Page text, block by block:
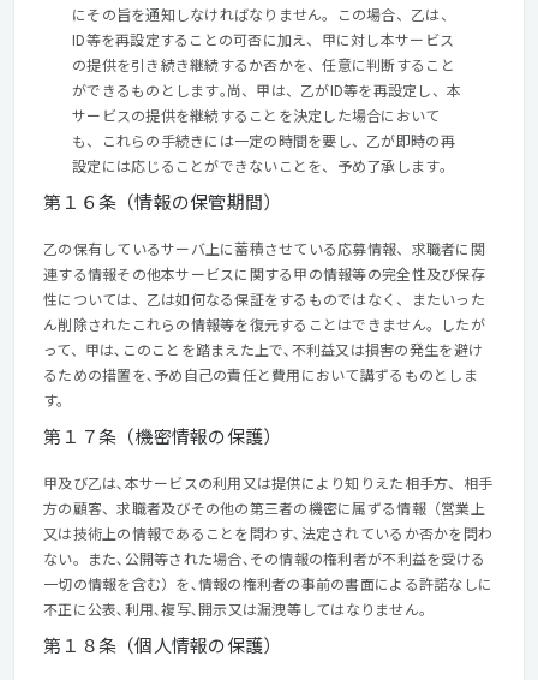
にその旨を通知しなければなりません。この場合、乙は、
ID等を再設定することの可否に加え、甲に対し本サービス
の提供を引き続き継続するか否かを、任意に判断すること
ができるものとします｡尚、甲は、乙がID等を再設定し、本
サービスの提供を継続することを決定した場合において
も、これらの手続きには一定の時間を要し、乙が即時の再
設定には応じることができないことを、予め了承します。
第１６条（情報の保管期間）
乙の保有しているサーバ上に蓄積させている応募情報、求職者に関
連する情報その他本サービスに関する甲の情報等の完全性及び保存
性については、乙は如何なる保証をするものではなく、またいった
ん削除されたこれらの情報等を復元することはできません。したが
って、甲は､このことを踏まえた上で､不利益又は損害の発生を避け
るための措置を､予め自己の責任と費用において講ずるものとしま
す。
第１７条（機密情報の保護）
甲及び乙は､本サービスの利用又は提供により知りえた相手方、相手
方の顧客、求職者及びその他の第三者の機密に属ずる情報（営業上
又は技術上の情報であることを問わす､法定されているか否かを問わ
ない。また､公開等された場合､その情報の権利者が不利益を受ける
一切の情報を含む）を､情報の権利者の事前の書面による許諾なしに
不正に公表､利用､複写､開示又は漏洩等してはなりません。
第１８条（個人情報の保護）